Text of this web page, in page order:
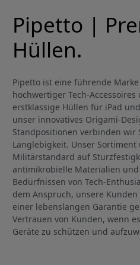
Pipetto |
Hüllen.
Pipetto ist eine führende
hochwertiger Tech-
erstklassige Hüllen für iPad
unser innovatives Origami-
Standpositionen verbinden wir
Langlebigkeit. Unser Sortiment
Militärstandard auf
antimikrobielle Materialien
Bedürfnissen von Tech-
dem Anspruch, unsere
einer lebenslangen Garantie
Vertrauen von Kunden, wenn
Geräte zu schützen und